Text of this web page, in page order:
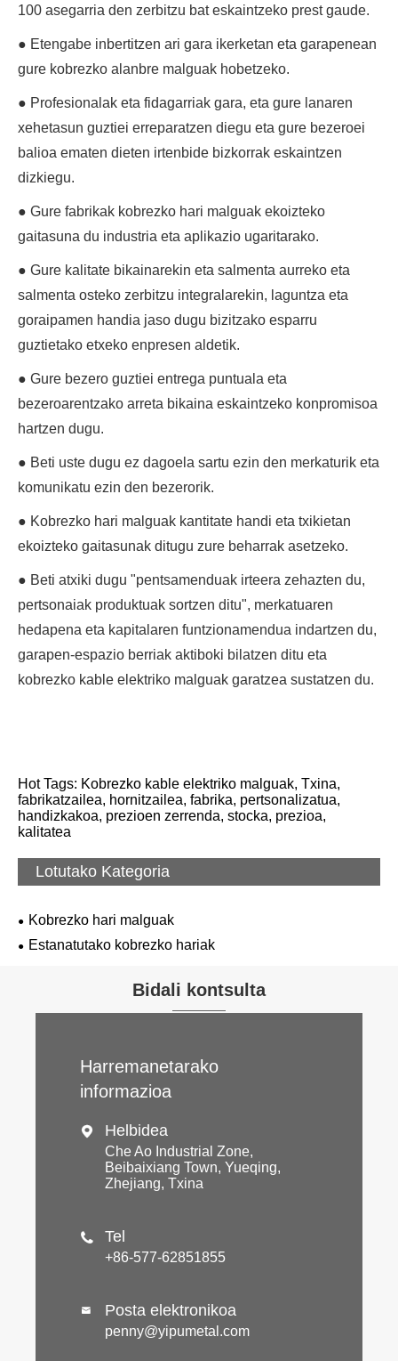
100 asegarria den zerbitzu bat eskaintzeko prest gaude.
● Etengabe inbertitzen ari gara ikerketan eta garapenean
gure kobrezko alanbre malguak hobetzeko.
● Profesionalak eta fidagarriak gara, eta gure lanaren
xehetasun guztiei erreparatzen diegu eta gure bezeroei
balioa ematen dieten irtenbide bizkorrak eskaintzen
dizkiegu.
● Gure fabrikak kobrezko hari malguak ekoizteko
gaitasuna du industria eta aplikazio ugaritarako.
● Gure kalitate bikainarekin eta salmenta aurreko eta
salmenta osteko zerbitzu integralarekin, laguntza eta
goraipamen handia jaso dugu bizitzako esparru
guztietako etxeko enpresen aldetik.
● Gure bezero guztiei entrega puntuala eta
bezeroarentzako arreta bikaina eskaintzeko konpromisoa
hartzen dugu.
● Beti uste dugu ez dagoela sartu ezin den merkaturik eta
komunikatu ezin den bezerorik.
● Kobrezko hari malguak kantitate handi eta txikietan
ekoizteko gaitasunak ditugu zure beharrak asetzeko.
● Beti atxiki dugu "pentsamenduak irteera zehazten du,
pertsonaiak produktuak sortzen ditu", merkatuaren
hedapena eta kapitalaren funtzionamendua indartzen du,
garapen-espazio berriak aktiboki bilatzen ditu eta
kobrezko kable elektriko malguak garatzea sustatzen du.
Hot Tags: Kobrezko kable elektriko malguak, Txina,
fabrikatzailea, hornitzailea, fabrika, pertsonalizatua,
handizkakoa, prezioen zerrenda, stocka, prezioa,
kalitatea
Lotutako Kategoria
Kobrezko hari malguak
Estanatutako kobrezko hariak
Bidali kontsulta
Harremanetarako
informazioa
 Helbidea
Che Ao Industrial Zone,
Beibaixiang Town, Yueqing,
Zhejiang, Txina
 Tel
+86-577-62851855
 Posta elektronikoa
penny@yipumetal.com